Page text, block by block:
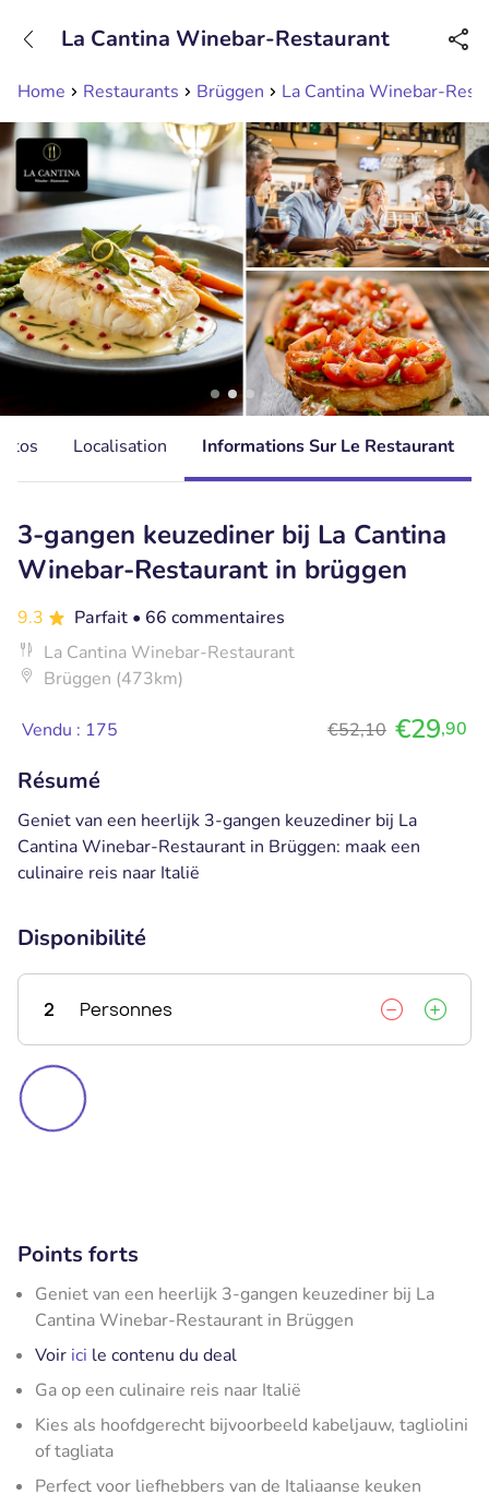
Disponible jusqu'à 23:00 heures
Home Restaurants Brüggen La Cantina Winebar-
La Cantina Winebar-Restaurant
Localisation Informations Sur Le Restaurant
3-gangen keuzediner bij La Cantina
Winebar-Restaurant in brüggen
9.3 Parfait • 66 commentaires
La Cantina Winebar-Restaurant
Brüggen (473km)
Vendu : 175 €52,10 €29,90
Résumé
Geniet van een heerlijk 3-gangen keuzediner bij La
Cantina Winebar-Restaurant in Brüggen: maak een
culinaire reis naar Italië
Disponibilité
2 Personnes
Points forts
Geniet van een heerlijk 3-gangen keuzediner bij La
Cantina Winebar-Restaurant in Brüggen
Voir ici le contenu du deal
Ga op een culinaire reis naar Italië
Kies als hoofdgerecht bijvoorbeeld kabeljauw, tagliolini
of tagliata
Perfect voor liefhebbers van de Italiaanse keuken